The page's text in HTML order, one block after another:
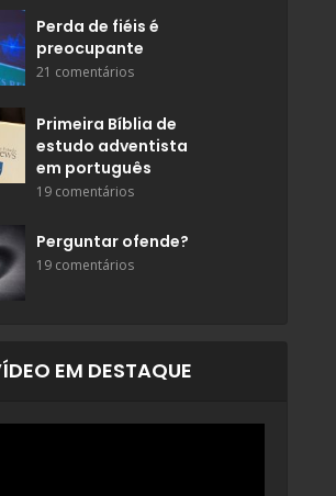
Perda de fiéis é
preocupante
21 comentários
Primeira Bíblia de
estudo adventista
em português
19 comentários
Perguntar ofende?
19 comentários
EM DESTAQUE